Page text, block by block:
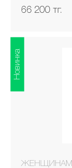
66 200 тг.
ЖЕНЩИНАМ
Новинка